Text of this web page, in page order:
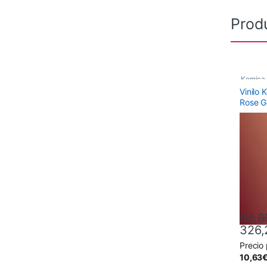
Vinilo
Rose
Precio
10,63€
Este